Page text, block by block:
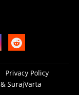
Privacy Policy
& SurajVarta